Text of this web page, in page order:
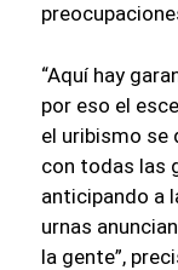
“Aquí hay
por eso el
el uribismo se
con todas las
anticipando a
urnas
la gente”,